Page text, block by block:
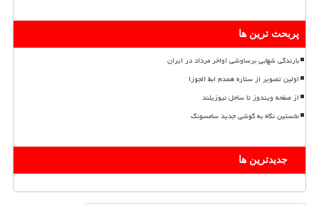
پربحث ترین ها
بارندگی شهابی برساوشی اواخر مرداد در ایران
اولین تصویر از ستاره همدم ابط الجوزا
از صفحه ویندوز تا ساحل نیوزیلند
نخستین نگاه به گوشی جدید سامسونگ
جدیدترین ها